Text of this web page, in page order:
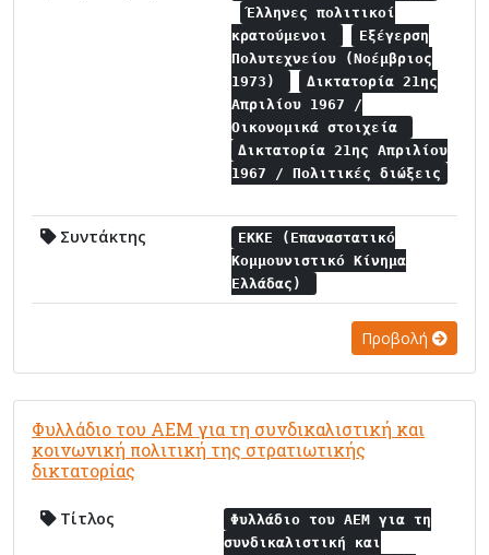
Έλληνες πολιτικοί
κρατούμενοι
Εξέγερση
Πολυτεχνείου (Νοέμβριος
1973)
Δικτατορία 21ης
Απριλίου 1967 /
Οικονομικά στοιχεία
Δικτατορία 21ης Απριλίου
1967 / Πολιτικές διώξεις
Συντάκτης
ΕΚΚΕ (Επαναστατικό
Κομμουνιστικό Κίνημα
Ελλάδας)
Προβολή
Φυλλάδιο του ΑΕΜ για τη συνδικαλιστική και
κοινωνική πολιτική της στρατιωτικής
δικτατορίας
Τίτλος
Φυλλάδιο του ΑΕΜ για τη
συνδικαλιστική και